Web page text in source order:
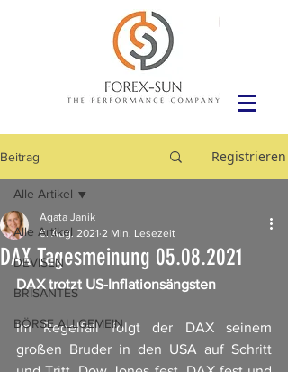
Beitrag Registrieren
Alle Artikel
DEVISEN
BRISANTES
BÖRSE ALLGEMEIN
Alle Artikel
DAX Tagesmeinung 05.08.2021
Agata Janik
5. Aug. 2021 2 Min. Lesezeit
DAX trotzt US-Inflationsängsten
Im Regelfall folgt der DAX seinem
großen Bruder in den USA auf Schritt